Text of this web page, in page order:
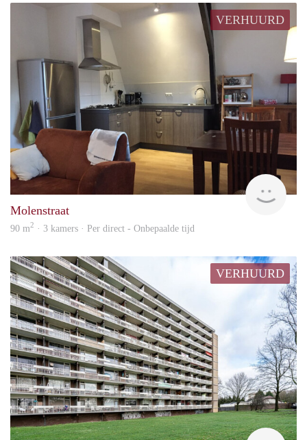
VERHUURD
Molenstraat
90 m2 · 3 kamers · Per direct - Onbepaalde tijd
VERHUURD
KI